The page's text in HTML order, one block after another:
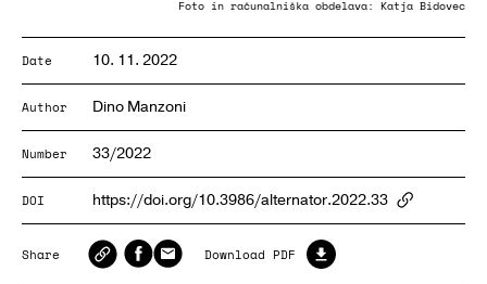
Foto in računalniška obdelava: Katja Bidovec
Date 10. 11. 2022
Author Dino Manzoni
Number 33/2022
DOI https://doi.org/10.3986/alternator.2022.33
Share Download PDF